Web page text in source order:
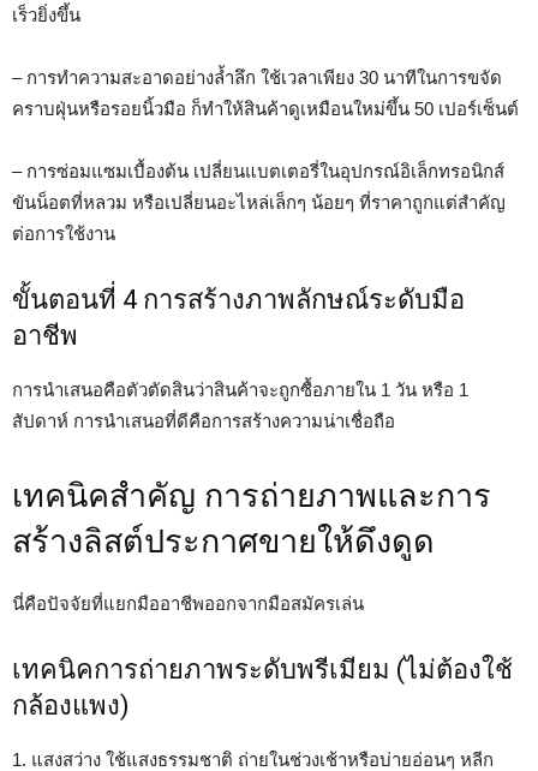
เร็วยิ่งขึ้น
– การทำความสะอาดอย่างล้ำลึก ใช้เวลาเพียง 30 นาทีในการขจัด
คราบฝุ่นหรือรอยนิ้วมือ ก็ทำให้สินค้าดูเหมือนใหม่ขึ้น 50 เปอร์เซ็นต์
– การซ่อมแซมเบื้องต้น เปลี่ยนแบตเตอรี่ในอุปกรณ์อิเล็กทรอนิกส์
ขันน็อตที่หลวม หรือเปลี่ยนอะไหล่เล็กๆ น้อยๆ ที่ราคาถูกแต่สำคัญ
ต่อการใช้งาน
ขั้นตอนที่ 4 การสร้างภาพลักษณ์ระดับมือ
อาชีพ
การนำเสนอคือตัวตัดสินว่าสินค้าจะถูกซื้อภายใน 1 วัน หรือ 1
สัปดาห์ การนำเสนอที่ดีคือการสร้างความน่าเชื่อถือ
เทคนิคสำคัญ การถ่ายภาพและการ
สร้างลิสต์ประกาศขายให้ดึงดูด
นี่คือปัจจัยที่แยกมืออาชีพออกจากมือสมัครเล่น
เทคนิคการถ่ายภาพระดับพรีเมียม (ไม่ต้องใช้
กล้องแพง)
1. แสงสว่าง ใช้แสงธรรมชาติ ถ่ายในช่วงเช้าหรือบ่ายอ่อนๆ หลีก